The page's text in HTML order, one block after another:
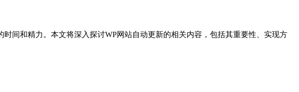
间和精力。本文将深入探讨WP网站自动更新的相关内容，包括其重要性、实现方